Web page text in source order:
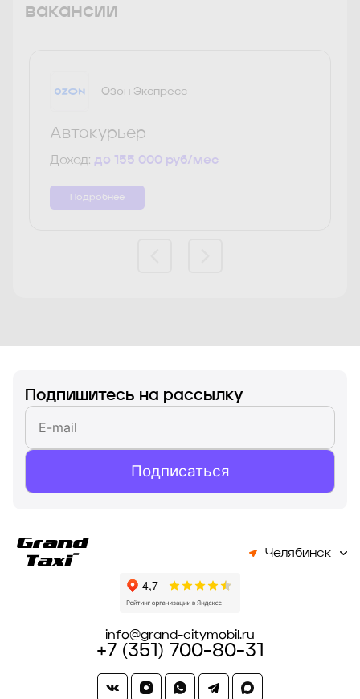
вакансии
Озон Экспресс
Автокурьер
Доход: до 155 000 руб/мес
Подробнее
Подпишитесь на рассылку
Подписаться
Челябинск
info@grand-citymobil.ru
+7 (351) 700-80-31